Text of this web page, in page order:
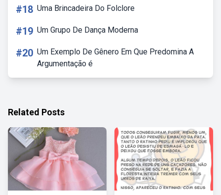
#18 Uma Brincadeira Do Folclore
#19 Um Grupo De Dança Moderna
#20 Um Exemplo De Gênero Em Que Predomina A
Argumentação é
Related Posts